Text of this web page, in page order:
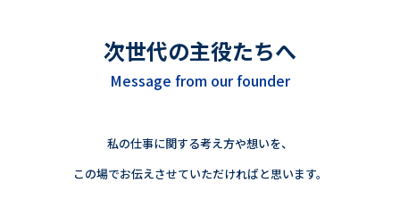
次世代の主役たちへ
Message from our founder
私の仕事に関する考え方や想いを、
この場でお伝えさせていただければと思います。